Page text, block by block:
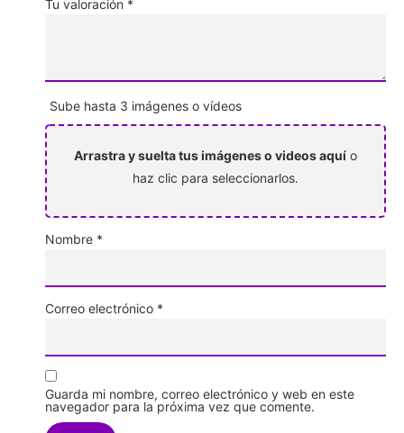
Tu valoración *
Sube hasta 3 imágenes o vídeos
Arrastra y suelta tus imágenes o videos aquí o
haz clic para seleccionarlos.
Nombre *
Correo electrónico *
Guarda mi nombre, correo electrónico y web en este
navegador para la próxima vez que comente.